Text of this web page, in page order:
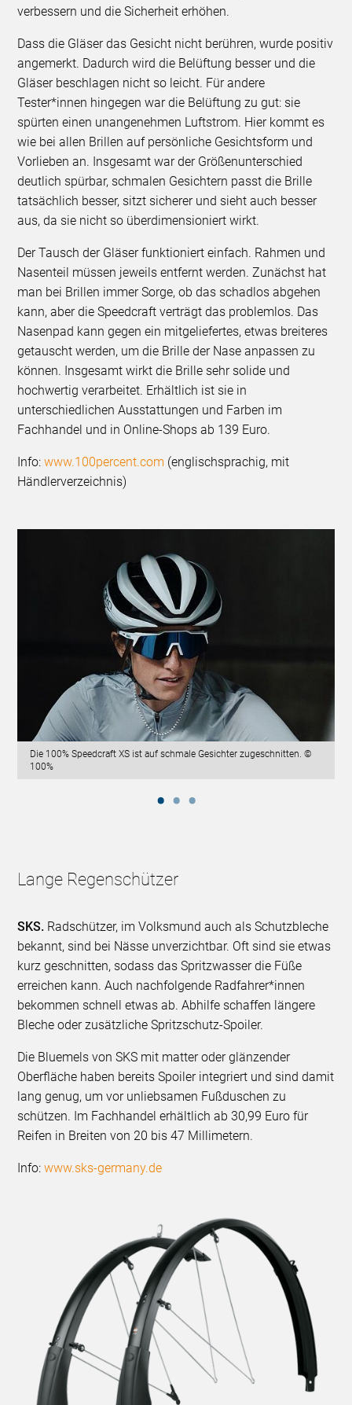
verbessern und die Sicherheit erhöhen.
Dass die Gläser das Gesicht nicht berühren, wurde positiv
angemerkt. Dadurch wird die Belüftung besser und die
Gläser beschlagen nicht so leicht. Für andere
Tester*innen hingegen war die Belüftung zu gut: sie
spürten einen unangenehmen Luftstrom. Hier kommt es
wie bei allen Brillen auf persönliche Gesichtsform und
Vorlieben an. Insgesamt war der Größenunterschied
deutlich spürbar, schmalen Gesichtern passt die Brille
tatsächlich besser, sitzt sicherer und sieht auch besser
aus, da sie nicht so überdimensioniert wirkt.
Der Tausch der Gläser funktioniert einfach. Rahmen und
Nasenteil müssen jeweils entfernt werden. Zunächst hat
man bei Brillen immer Sorge, ob das schadlos abgehen
kann, aber die Speedcraft verträgt das problemlos. Das
Nasenpad kann gegen ein mitgeliefertes, etwas breiteres
getauscht werden, um die Brille der Nase anpassen zu
können. Insgesamt wirkt die Brille sehr solide und
hochwertig verarbeitet. Erhältlich ist sie in
unterschiedlichen Ausstattungen und Farben im
Fachhandel und in Online-Shops ab 139 Euro.
Info:www.100percent.com (englischsprachig, mit
Händlerverzeichnis)
Die 100% Speedcraft XS ist auf schmale Gesichter zugeschnitten. ©
100%
Lange Regenschützer
SKS. Radschützer, im Volksmund auch als Schutzbleche
bekannt, sind bei Nässe unverzichtbar. Oft sind sie etwas
kurz geschnitten, sodass das Spritzwasser die Füße
erreichen kann. Auch nachfolgende Radfahrer*innen
bekommen schnell etwas ab. Abhilfe schaffen längere
Bleche oder zusätzliche Spritzschutz-Spoiler.
Die Bluemels von SKS mit matter oder glänzender
Oberfläche haben bereits Spoiler integriert und sind damit
lang genug, um vor unliebsamen Fußduschen zu
schützen. Im Fachhandel erhältlich ab 30,99 Euro für
Reifen in Breiten von 20 bis 47 Millimetern.
Info:www.sks-germany.de